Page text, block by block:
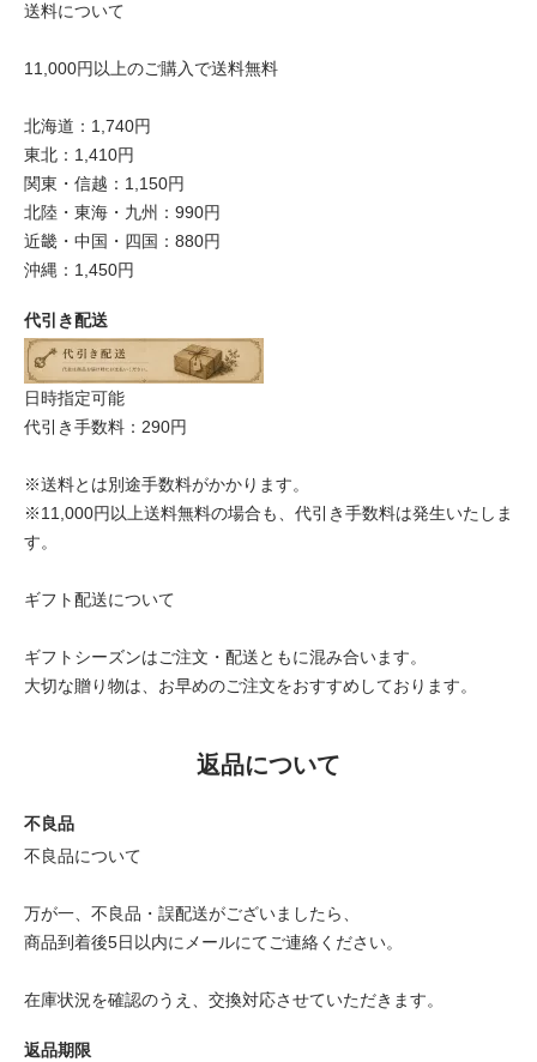
送料について
11,000円以上のご購入で送料無料
北海道：1,740円
東北：1,410円
関東・信越：1,150円
北陸・東海・九州：990円
近畿・中国・四国：880円
沖縄：1,450円
代引き配送
日時指定可能
代引き手数料：290円
※送料とは別途手数料がかかります。
※11,000円以上送料無料の場合も、代引き手数料は発生いたしま
す。
ギフト配送について
ギフトシーズンはご注文・配送ともに混み合います。
大切な贈り物は、お早めのご注文をおすすめしております。
返品について
不良品
不良品について
万が一、不良品・誤配送がございましたら、
商品到着後5日以内にメールにてご連絡ください。
在庫状況を確認のうえ、交換対応させていただきます。
返品期限